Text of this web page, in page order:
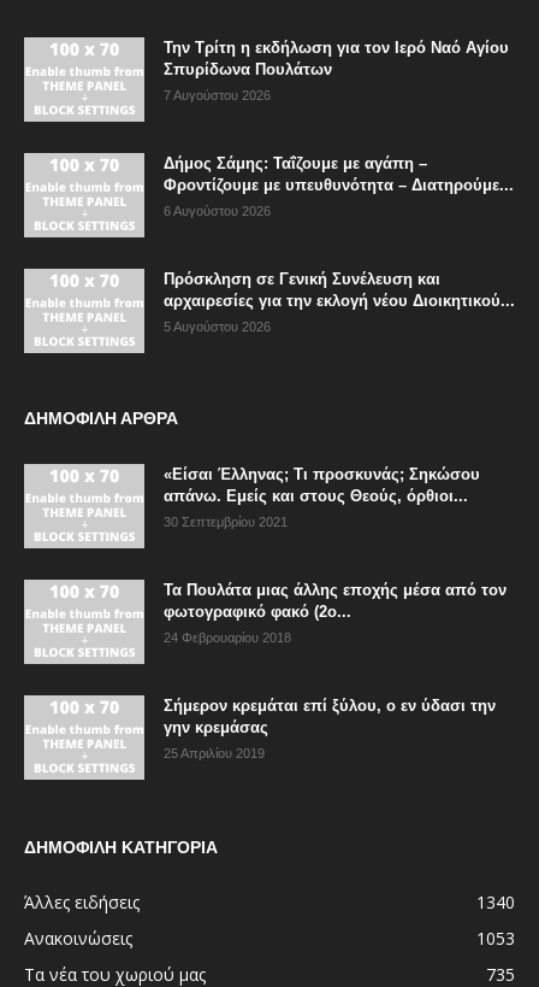
Την Τρίτη η εκδήλωση για τον Ιερό Ναό Αγίου
Σπυρίδωνα Πουλάτων
7 Αυγούστου 2026
Δήμος Σάμης: Ταΐζουμε με αγάπη –
Φροντίζουμε με υπευθυνότητα – Διατηρούμε...
6 Αυγούστου 2026
Πρόσκληση σε Γενική Συνέλευση και
αρχαιρεσίες για την εκλογή νέου Διοικητικού...
5 Αυγούστου 2026
ΔΗΜΟΦΙΛΗ ΑΡΘΡΑ
«Είσαι Έλληνας; Τι προσκυνάς; Σηκώσου
απάνω. Εμείς και στους Θεούς, όρθιοι...
30 Σεπτεμβρίου 2021
Τα Πουλάτα μιας άλλης εποχής μέσα από τον
φωτογραφικό φακό (2ο...
24 Φεβρουαρίου 2018
Σήμερον κρεμάται επί ξύλου, ο εν ύδασι την
γην κρεμάσας
25 Απριλίου 2019
ΔΗΜΟΦΙΛΗ ΚΑΤΗΓΟΡΙΑ
Άλλες ειδήσεις
1340
Ανακοινώσεις
1053
Τα νέα του χωριού μας
735